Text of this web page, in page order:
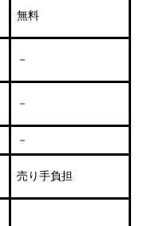
無料
－
－
－
売り手負担